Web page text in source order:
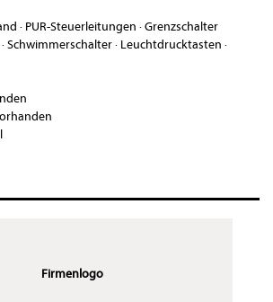
· PUR-Steuerleitungen ·Grenzschalter
·Schwimmerschalter· Leuchtdrucktasten ·
Firmenlogo